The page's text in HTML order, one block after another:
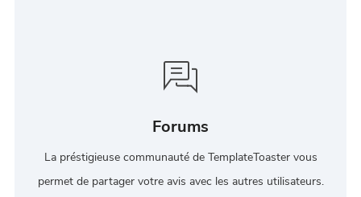
Forums
La préstigieuse communauté de TemplateToaster vous
permet de partager votre avis avec les autres utilisateurs.